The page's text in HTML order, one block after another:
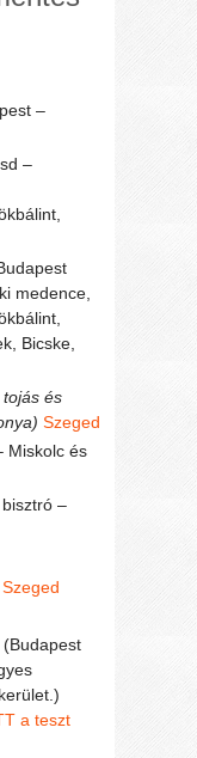
–
–
medence,
Bicske,
és
Szeged
Miskolc és
–
Szeged
(Budapest
a teszt